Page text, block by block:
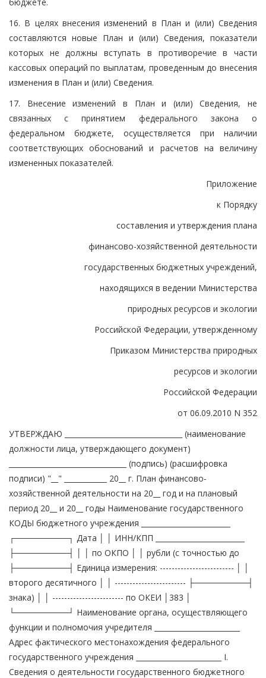
16. В целях внесения изменений в План и (или) Сведения
составляются новые План и (или) Сведения, показатели
которых не должны вступать в противоречие в части
кассовых операций по выплатам, проведенным до внесения
изменения в План и (или) Сведения.
17. Внесение изменений в План и (или) Сведения, не
связанных с принятием федерального закона о
федеральном бюджете, осуществляется при наличии
соответствующих обоснований и расчетов на величину
измененных показателей.
Приложение
к Порядку
составления и утверждения плана
финансово-хозяйственной деятельности
государственных бюджетных учреждений,
находящихся в ведении Министерства
природных ресурсов и экологии
Российской Федерации, утвержденному
Приказом Министерства природных
ресурсов и экологии
Российской Федерации
от 06.09.2010 N 352
УТВЕРЖДАЮ _________________________________ (наименование
должности лица, утверждающего документ)
_________________________________ (подпись) (расшифровка
подписи) "__" ____________ 20__ г. План финансово-
хозяйственной деятельности на 20__ год и на плановый
период 20__ и 20__ годы Наименование государственного
КОДЫ бюджетного учреждения _________________________
┌─────────┐ Дата │ │ ИНН/КПП _________________________
├─────────┤ │ │ по ОКПО │ │ рубли (с точностью до
├─────────┤ Единица измерения: ------------------------- │ │
второго десятичного │ │ ------------------------ ├─────────┤
знака) │ │ ------------------------ по ОКЕИ │383 │
└─────────┘ Наименование органа, осуществляющего
функции и полномочия учредителя ________________________
Адрес фактического местонахождения федерального
государственного учреждения ________________________ I.
Сведения о деятельности государственного бюджетного